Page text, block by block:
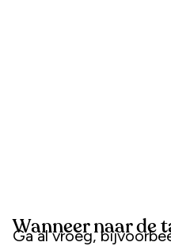
Wanneer naar de
Ga al vroeg,